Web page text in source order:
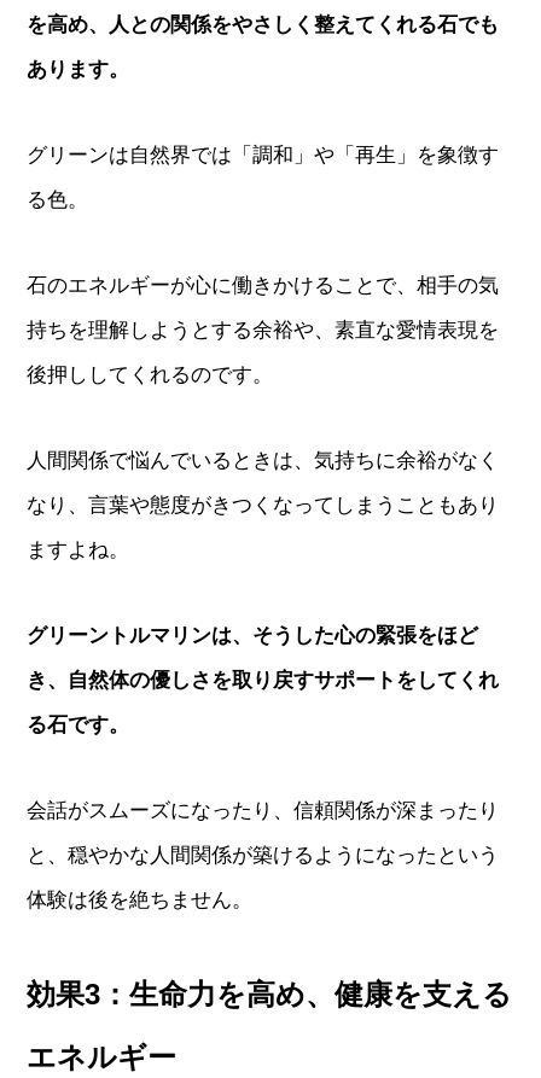
を高め、人との関係をやさしく整えてくれる石でも
あります。
グリーンは自然界では「調和」や「再生」を象徴す
る色。
石のエネルギーが心に働きかけることで、相手の気
持ちを理解しようとする余裕や、素直な愛情表現を
後押ししてくれるのです。
人間関係で悩んでいるときは、気持ちに余裕がなく
なり、言葉や態度がきつくなってしまうこともあり
ますよね。
グリーントルマリンは、そうした心の緊張をほど
き、自然体の優しさを取り戻すサポートをしてくれ
る石です。
会話がスムーズになったり、信頼関係が深まったり
と、穏やかな人間関係が築けるようになったという
体験は後を絶ちません。
効果3：生命力を高め、健康を支える
エネルギー